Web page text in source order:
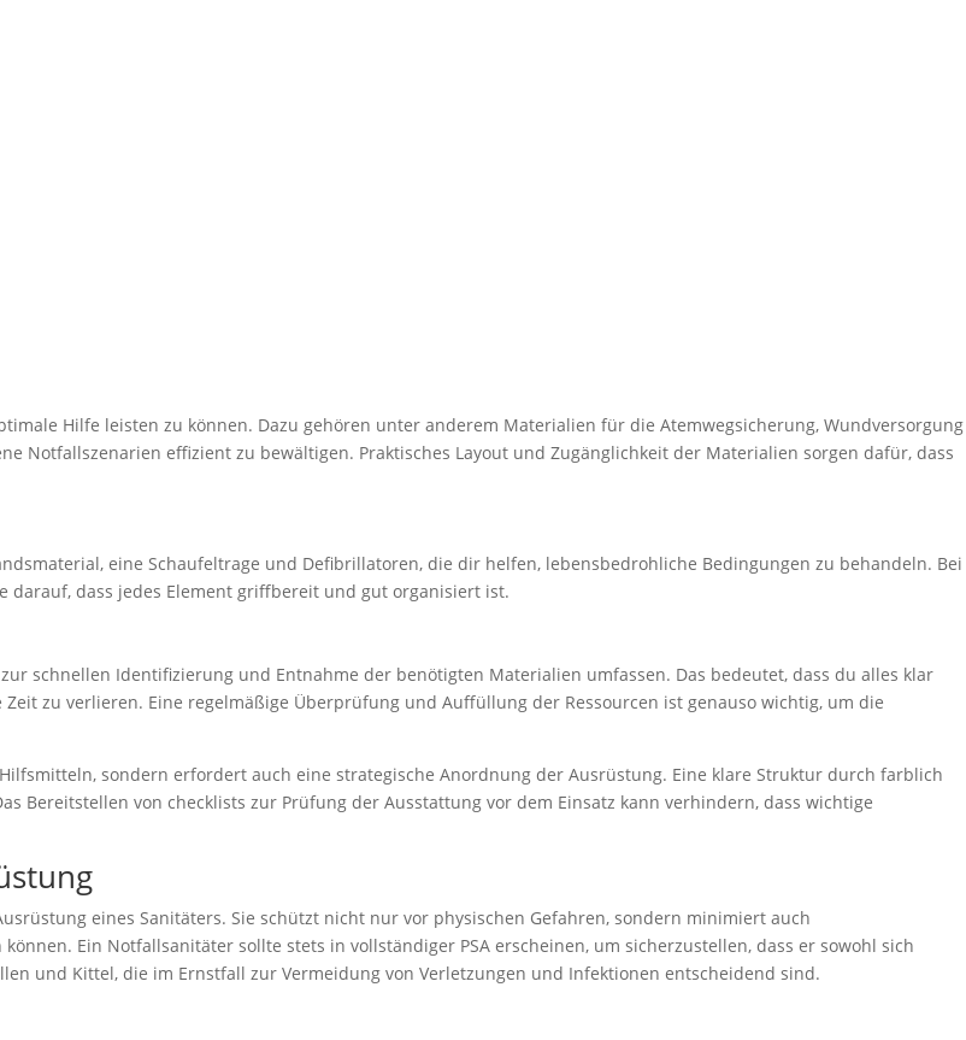
Hilfe leisten zu können. Dazu gehören unter anderem Materialien für die Atemwegsicherung, Wundversorgung
Notfallszenarien effizient zu bewältigen. Praktisches Layout und Zugänglichkeit der Materialien sorgen dafür, dass
eine Schaufeltrage und Defibrillatoren, die dir helfen, lebensbedrohliche Bedingungen zu behandeln. Bei
dass jedes Element griffbereit und gut organisiert ist.
schnellen Identifizierung und Entnahme der benötigten Materialien umfassen. Das bedeutet, dass du alles klar
zu verlieren. Eine regelmäßige Überprüfung und Auffüllung der Ressourcen ist genauso wichtig, um die
sondern erfordert auch eine strategische Anordnung der Ausrüstung. Eine klare Struktur durch farblich
Bereitstellen von checklists zur Prüfung der Ausstattung vor dem Einsatz kann verhindern, dass wichtige
eines Sanitäters. Sie schützt nicht nur vor physischen Gefahren, sondern minimiert auch
Ein Notfallsanitäter sollte stets in vollständiger PSA erscheinen, um sicherzustellen, dass er sowohl sich
und Kittel, die im Ernstfall zur Vermeidung von Verletzungen und Infektionen entscheidend sind.